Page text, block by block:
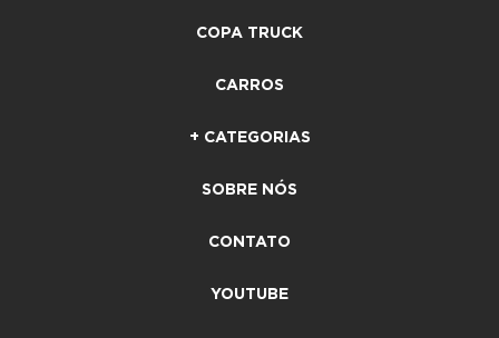
COPA TRUCK
CARROS
+ CATEGORIAS
SOBRE NÓS
CONTATO
YOUTUBE